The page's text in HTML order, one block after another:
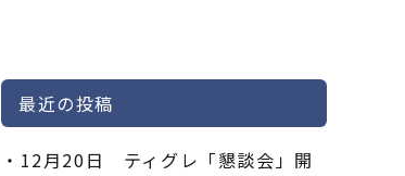
最近の投稿
12月20日 ティグレ「懇談会」開